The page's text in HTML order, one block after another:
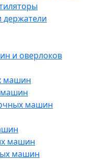
держатели
и оверлоков
машин
машин
машин
машин
машин